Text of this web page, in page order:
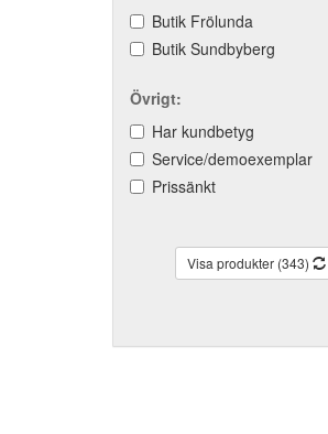
Butik Frölunda
Butik Sundbyberg
Övrigt:
Har kundbetyg
Service/demoexemplar
Prissänkt
Visa produkter (343)